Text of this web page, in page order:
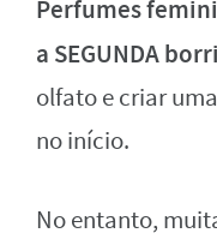
Perfumes
a SEGUNDA
olfato e criar
no início.
No entanto,